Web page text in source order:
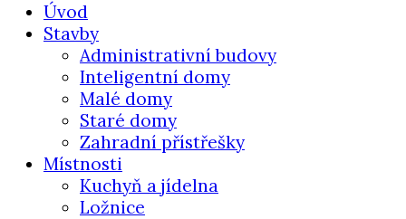
Úvod
Stavby
Administrativní budovy
Inteligentní domy
Malé domy
Staré domy
Zahradní přístřešky
Místnosti
Kuchyň a jídelna
Ložnice